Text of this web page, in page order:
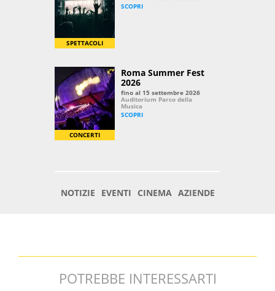
POTREBBE INTERESSARTI